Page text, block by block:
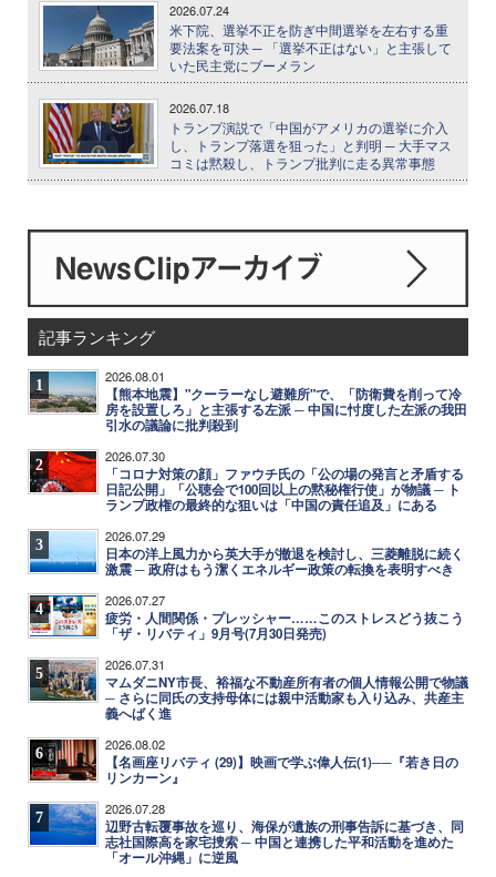
2026.07.24
米下院、選挙不正を防ぎ中間選挙を左右する重
要法案を可決 ─ 「選挙不正はない」と主張して
いた民主党にブーメラン
2026.07.18
トランプ演説で「中国がアメリカの選挙に介入
し、トランプ落選を狙った」と判明 ─ 大手マス
コミは黙殺し、トランプ批判に走る異常事態
記事ランキング
1 2026.08.01
【熊本地震】"クーラーなし避難所"で、「防衛費を削って冷
房を設置しろ」と主張する左派 ─ 中国に忖度した左派の我田
引水の議論に批判殺到
2 2026.07.30
「コロナ対策の顔」ファウチ氏の「公の場の発言と矛盾する
日記公開」「公聴会で100回以上の黙秘権行使」が物議 ─ ト
ランプ政権の最終的な狙いは「中国の責任追及」にある
3 2026.07.29
日本の洋上風力から英大手が撤退を検討し、三菱離脱に続く
激震 ─ 政府はもう潔くエネルギー政策の転換を表明すべき
4 2026.07.27
疲労・人間関係・プレッシャー……このストレスどう抜こう
「ザ・リバティ」9月号(7月30日発売)
5 2026.07.31
マムダニNY市長、裕福な不動産所有者の個人情報公開で物議
─ さらに同氏の支持母体には親中活動家も入り込み、共産主
義へばく進
6 2026.08.02
【名画座リバティ (29)】映画で学ぶ偉人伝(1)──『若き日の
リンカーン』
7 2026.07.28
辺野古転覆事故を巡り、海保が遺族の刑事告訴に基づき、同
志社国際高を家宅捜索 ─ 中国と連携した平和活動を進めた
「オール沖縄」に逆風